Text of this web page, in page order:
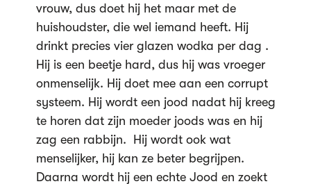
vrouw, dus doet hij het maar met de
huishoudster, die wel iemand heeft. Hij
drinkt precies vier glazen wodka per dag .
Hij is een beetje hard, dus hij was vroeger
onmenselijk. Hij doet mee aan een corrupt
systeem. Hij wordt een jood nadat hij kreeg
te horen dat zijn moeder joods was en hij
zag een rabbijn. Hij wordt ook wat
menselijker, hij kan ze beter begrijpen.
Daarna wordt hij een echte Jood en zoekt